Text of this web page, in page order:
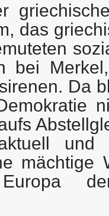
das
bei
Da
und
mächtige